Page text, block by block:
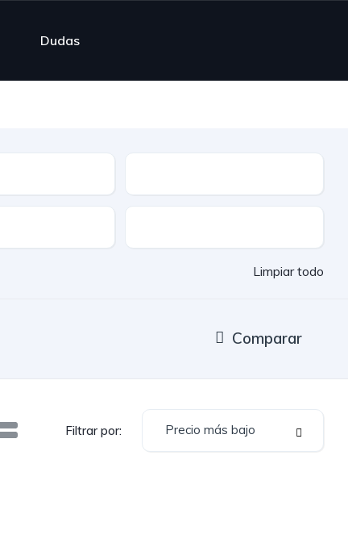
Dudas
Limpiar todo
Comparar
Filtrar por: Precio más bajo